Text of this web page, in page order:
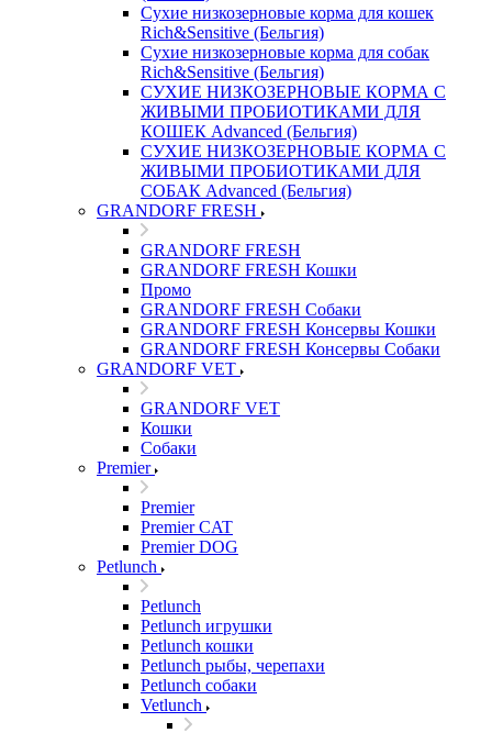
Сухие низкозерновые корма для кошек
Rich&Sensitive (Бельгия)
Сухие низкозерновые корма для собак
Rich&Sensitive (Бельгия)
СУХИЕ НИЗКОЗЕРНОВЫЕ КОРМА С
ЖИВЫМИ ПРОБИОТИКАМИ ДЛЯ
КОШЕК Advanced (Бельгия)
СУХИЕ НИЗКОЗЕРНОВЫЕ КОРМА С
ЖИВЫМИ ПРОБИОТИКАМИ ДЛЯ
СОБАК Advanced (Бельгия)
GRANDORF FRESH
GRANDORF FRESH
GRANDORF FRESH Кошки
Промо
GRANDORF FRESH Собаки
GRANDORF FRESH Консервы Кошки
GRANDORF FRESH Консервы Собаки
GRANDORF VET
GRANDORF VET
Кошки
Собаки
Premier
Premier
Premier CAT
Premier DOG
Petlunch
Petlunch
Petlunch игрушки
Petlunch кошки
Petlunch рыбы, черепахи
Petlunch собаки
Vetlunch